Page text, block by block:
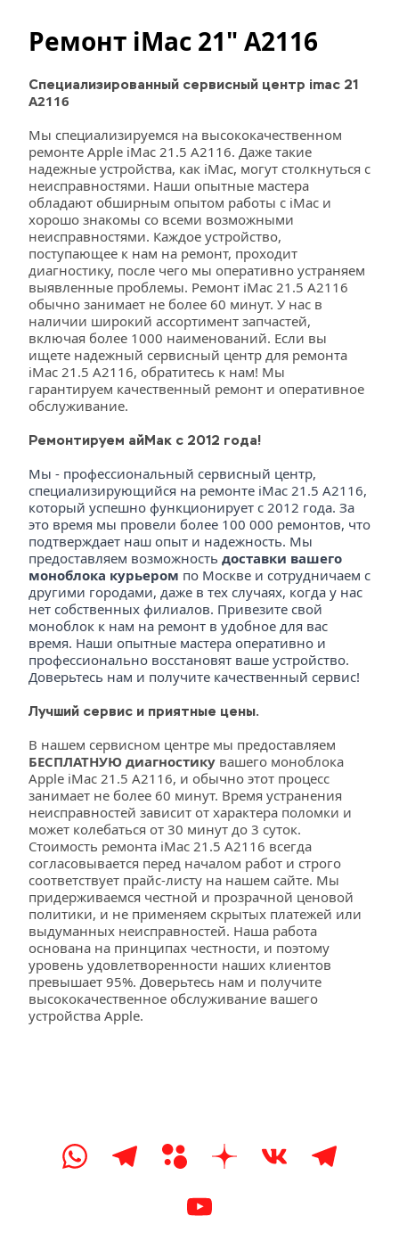
Ремонт iMac 21" A2116
A2116
Мы специализируемся на высококачественном
ремонте Apple iMac 21.5 A2116. Даже такие
надежные устройства, как iMac, могут столкнуться с
неисправностями. Наши опытные мастера
обладают обширным опытом работы с iMac и
хорошо знакомы со всеми возможными
неисправностями. Каждое устройство,
поступающее к нам на ремонт, проходит
диагностику, после чего мы оперативно устраняем
выявленные проблемы. Ремонт iMac 21.5 A2116
обычно занимает не более 60 минут. У нас в
наличии широкий ассортимент запчастей,
включая более 1000 наименований. Если вы
ищете надежный сервисный центр для ремонта
iMac 21.5 A2116, обратитесь к нам! Мы
гарантируем качественный ремонт и оперативное
обслуживание.
Ремонтируем айМак с 2012 года!
Мы - профессиональный сервисный центр,
специализирующийся на ремонте iMac 21.5 A2116,
который успешно функционирует с 2012 года. За
это время мы провели более 100 000 ремонтов, что
подтверждает наш опыт и надежность. Мы
предоставляем возможность доставки вашего
моноблока курьером по Москве и сотрудничаем с
другими городами, даже в тех случаях, когда у нас
нет собственных филиалов. Привезите свой
моноблок к нам на ремонт в удобное для вас
время. Наши опытные мастера оперативно и
профессионально восстановят ваше устройство.
Доверьтесь нам и получите качественный сервис!
Лучший сервис и приятные цены.
БЕСПЛАТНУЮ диагностику вашего моноблока
Apple iMac 21.5 A2116, и обычно этот процесс
занимает не более 60 минут. Время устранения
неисправностей зависит от характера поломки и
может колебаться от 30 минут до 3 суток.
Стоимость ремонта iMac 21.5 A2116 всегда
согласовывается перед началом работ и строго
соответствует прайс-листу на нашем сайте. Мы
придерживаемся честной и прозрачной ценовой
политики, и не применяем скрытых платежей или
выдуманных неисправностей. Наша работа
основана на принципах честности, и поэтому
уровень удовлетворенности наших клиентов
превышает 95%. Доверьтесь нам и получите
высококачественное обслуживание вашего
устройства Apple.